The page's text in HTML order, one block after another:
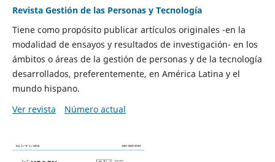
Revista Gestión de las Personas y Tecnología
Tiene como propósito publicar artículos originales -en la
modalidad de ensayos y resultados de investigación- en los
ámbitos o áreas de la gestión de personas y de la tecnología
desarrollados, preferentemente, en América Latina y el
mundo hispano.
Ver revista
Número actual